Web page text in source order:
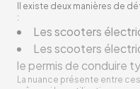
Il existe deux manières de
:
Les scooters
Les scooters
le permis de conduire
La nuance présente entre